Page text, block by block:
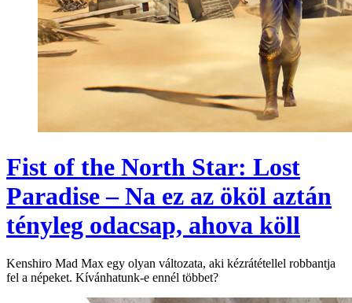
Fist of the North Star: Lost
Paradise – Na ez az ököl aztán
tényleg odacsap, ahova köll
Kenshiro Mad Max egy olyan változata, aki kézrátétellel robbantja
fel a népeket. Kívánhatunk-e ennél többet?